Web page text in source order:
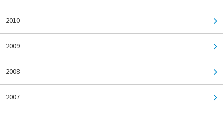
2010
2009
2008
2007